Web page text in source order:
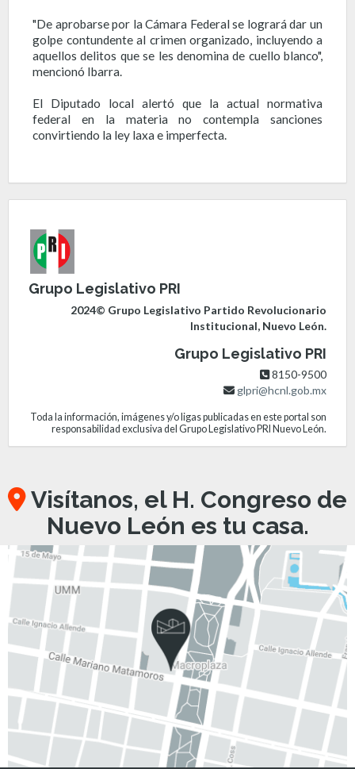
"De aprobarse por la Cámara Federal se logrará dar un
golpe contundente al crimen organizado, incluyendo a
aquellos delitos que se les denomina de cuello blanco",
mencionó Ibarra.
El Diputado local alertó que la actual normativa
federal en la materia no contempla sanciones
convirtiendo la ley laxa e imperfecta.
Grupo Legislativo PRI
2024© Grupo Legislativo Partido Revolucionario
Institucional, Nuevo León.
Grupo Legislativo PRI
8150-9500
glpri@hcnl.gob.mx
Toda la información, imágenes y/o ligas publicadas en este portal son
responsabilidad exclusiva del Grupo Legislativo PRI Nuevo León.
Visítanos, el H. Congreso de
Nuevo León es tu casa.